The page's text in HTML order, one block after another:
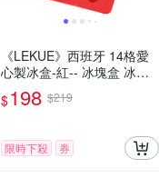
《LEKUE》西班牙 14格愛
心製冰盒-紅-- 冰塊盒 冰塊
模 冰模 冰格
$198 $219
限時下殺 券